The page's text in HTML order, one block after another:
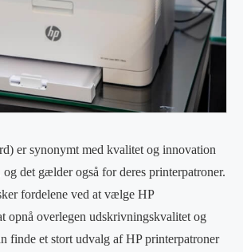
er synonymt med kvalitet og innovation
det gælder også for deres printerpatroner.
fordelene ved at vælge HP
opnå overlegen udskrivningskvalitet og
finde et stort udvalg af HP printerpatroner